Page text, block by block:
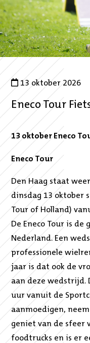
13 oktober 2026
Eneco Tour
13 oktober Eneco
Eneco Tour
Den Haag staat
dinsdag 13 oktober
Tour of Holland)
De Eneco Tour is
Nederland. Een
professionele
jaar is dat ook de
aan deze wedstrijd.
uur vanuit de
aanmoedigen,
geniet van de sfeer
foodtrucks en is er